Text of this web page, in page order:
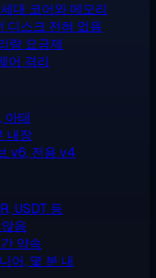
대 코어와 메모리
디스크 전혀 없음
량 요금제
어 격리
아태
내장
v6, 전용 v4
USDT 등
음
약속
어, 몇 분 내